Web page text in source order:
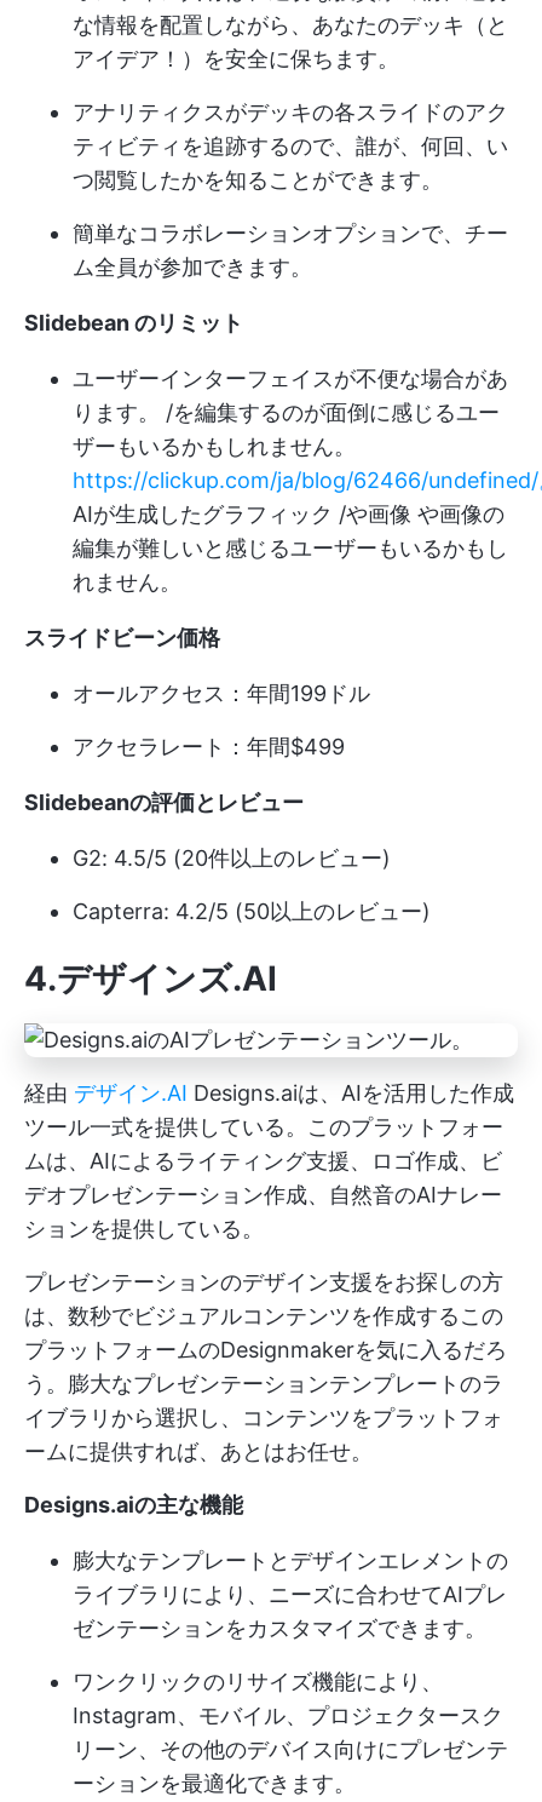
な情報を配置しながら、あなたのデッキ（と
アイデア！）を安全に保ちます。
アナリティクスがデッキの各スライドのアク
ティビティを追跡するので、誰が、何回、い
つ閲覧したかを知ることができます。
簡単なコラボレーションオプションで、チー
ム全員が参加できます。
Slidebean のリミット
ユーザーインターフェイスが不便な場合があ
ります。 /を編集するのが面倒に感じるユー
ザーもいるかもしれません。
https://clickup.com/ja/blog/62466/undefined/
AIが生成したグラフィック /や画像 や画像の
編集が難しいと感じるユーザーもいるかもし
れません。
スライドビーン価格
オールアクセス：年間199ドル
アクセラレート：年間$499
Slidebeanの評価とレビュー
G2: 4.5/5 (20件以上のレビュー)
Capterra: 4.2/5 (50以上のレビュー)
4.デザインズ.AI
経由 デザイン.AI Designs.aiは、AIを活用した作成
ツール一式を提供している。このプラットフォー
ムは、AIによるライティング支援、ロゴ作成、ビ
デオプレゼンテーション作成、自然音のAIナレー
ションを提供している。
プレゼンテーションのデザイン支援をお探しの方
は、数秒でビジュアルコンテンツを作成するこの
プラットフォームのDesignmakerを気に入るだろ
う。膨大なプレゼンテーションテンプレートのラ
イブラリから選択し、コンテンツをプラットフォ
ームに提供すれば、あとはお任せ。
Designs.aiの主な機能
膨大なテンプレートとデザインエレメントの
ライブラリにより、ニーズに合わせてAIプレ
ゼンテーションをカスタマイズできます。
ワンクリックのリサイズ機能により、
Instagram、モバイル、プロジェクタースク
リーン、その他のデバイス向けにプレゼンテ
ーションを最適化できます。